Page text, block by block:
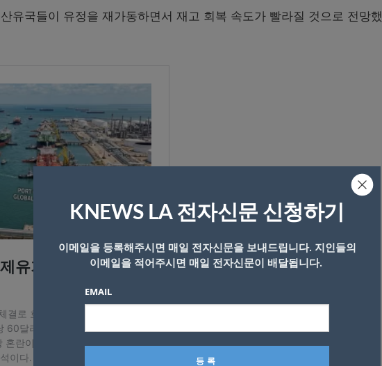
유국들이 유정을 재가동하면서 재고 회복 속도가 빨라질 것으로 전망했
KNEWS LA 전자신문 신청하기
이메일을 등록해주시면 매일 전자신문을 보내드립니다. 지인들의
이메일을 적어주시면 매일 전자신문이 배달됩니다.
EMAIL